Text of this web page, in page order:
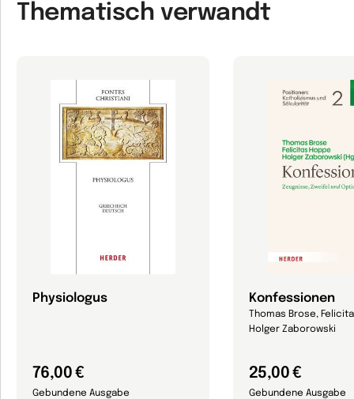
Thematisch verwandt
Physiologus
76,00 €
Gebundene Ausgabe
Konfessionen
Thomas Brose,
Holger Zaborowski
25,00 €
Gebundene Ausgabe